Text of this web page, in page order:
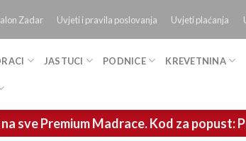
Zadar Uvjeti i pravila poslovanja Uvjeti plaćanja
JASTUCI PODNICE KREVETNINA
sve Premium Madrace. Kod za popust: